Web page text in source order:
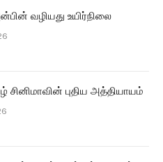
வழியது உயிர்நிலை
சினிமாவின் புதிய அத்தியாயம்